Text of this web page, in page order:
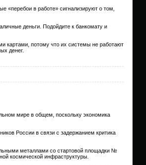
«перебои в работе» сигнализируют о том,
деньги. Подойдите к банкомату и
картами, потому что их системы не работают
денег.
мире в общем, поскольку экономика
России в связи с задержанием критика
металлами со стартовой площадки №
космической инфраструктуры.